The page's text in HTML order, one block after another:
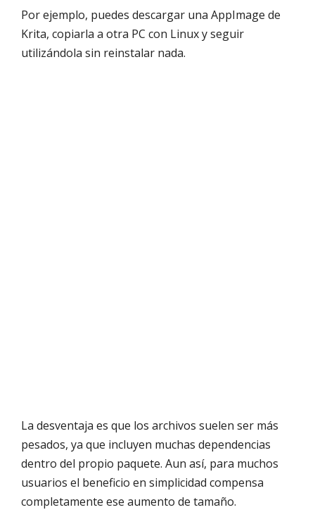
Por ejemplo, puedes descargar una AppImage de
Krita, copiarla a otra PC con Linux y seguir
utilizándola sin reinstalar nada.
La desventaja es que los archivos suelen ser más
pesados, ya que incluyen muchas dependencias
dentro del propio paquete. Aun así, para muchos
usuarios el beneficio en simplicidad compensa
completamente ese aumento de tamaño.